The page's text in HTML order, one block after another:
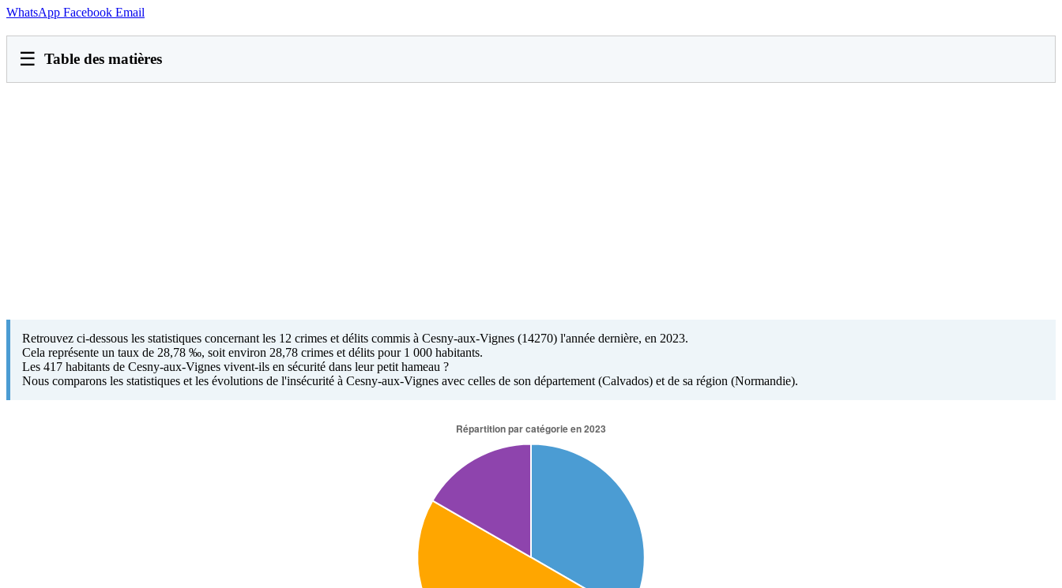
WhatsApp Facebook Email
☰ Table des matières
Retrouvez ci-dessous les statistiques concernant les 12 crimes et délits commis à Cesny-aux-Vignes (14270) l'année dernière, en 2023.
Cela représente un taux de 28,78 ‰, soit environ 28,78 crimes et délits pour 1 000 habitants.
Les 417 habitants de Cesny-aux-Vignes vivent-ils en sécurité dans leur petit hameau ?
Nous comparons les statistiques et les évolutions de l'insécurité à Cesny-aux-Vignes avec celles de son département (Calvados) et de sa région (Normandie).